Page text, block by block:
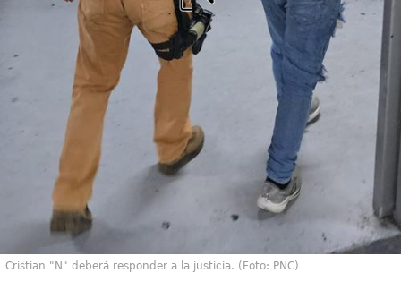
Cristian "N" deberá responder a la justicia. (Foto: PNC)